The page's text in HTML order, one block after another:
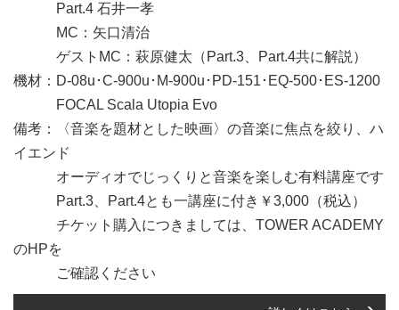
Part.4 石井一孝
MC：矢口清治
ゲストMC：萩原健太（Part.3、Part.4共に解説）
機材：D-08u･C-900u･M-900u･PD-151･EQ-500･ES-1200
FOCAL Scala Utopia Evo
備考：〈音楽を題材とした映画〉の音楽に焦点を絞り、ハ
イエンド
オーディオでじっくりと音楽を楽しむ有料講座です
Part.3、Part.4とも一講座に付き￥3,000（税込）
チケット購入につきましては、TOWER ACADEMY
のHPを
ご確認ください